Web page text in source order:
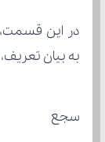
به بیان
سجع